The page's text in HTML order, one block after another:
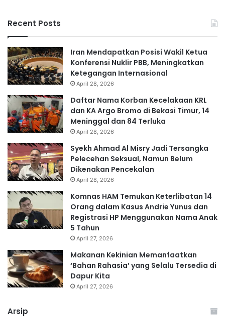
Recent Posts
Iran Mendapatkan Posisi Wakil Ketua
Konferensi Nuklir PBB, Meningkatkan
Ketegangan Internasional
April 28, 2026
Daftar Nama Korban Kecelakaan KRL
dan KA Argo Bromo di Bekasi Timur, 14
Meninggal dan 84 Terluka
April 28, 2026
Syekh Ahmad Al Misry Jadi Tersangka
Pelecehan Seksual, Namun Belum
Dikenakan Pencekalan
April 28, 2026
Komnas HAM Temukan Keterlibatan 14
Orang dalam Kasus Andrie Yunus dan
Registrasi HP Menggunakan Nama Anak
5 Tahun
April 27, 2026
Makanan Kekinian Memanfaatkan
‘Bahan Rahasia’ yang Selalu Tersedia di
Dapur Kita
April 27, 2026
Arsip